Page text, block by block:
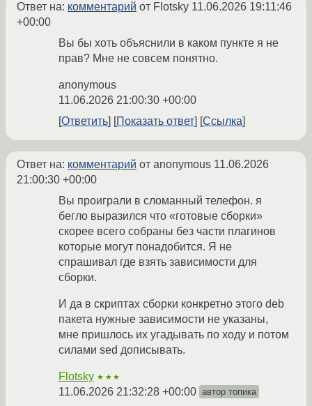
Ответ на: комментарий от Flotsky 11.06.2026 19:11:46
+00:00
Вы бы хоть объяснили в каком пункте я не
прав? Мне не совсем понятно.
anonymous
11.06.2026 21:00:30 +00:00
Ответить
Показать ответ Ссылка
Ответ на: комментарий от anonymous 11.06.2026
21:00:30 +00:00
Вы проиграли в сломанный телефон. я
бегло выразился что «готовые сборки»
скорее всего собраны без части плагинов
которые могут понадобится. Я не
спрашивал где взять зависимости для
сборки.
И да в скриптах сборки конкретно этого deb
пакета нужные зависимости не указаны,
мне пришлось их угадывать по ходу и потом
силами sed дописывать.
Flotsky ★★★
11.06.2026 21:32:28 +00:00 автор топика